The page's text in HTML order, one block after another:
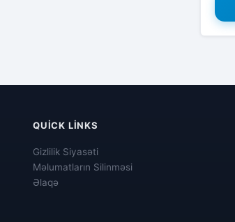
QUICK LINKS
Gizlilik Siyasəti
Məlumatların Silinməsi
Əlaqə